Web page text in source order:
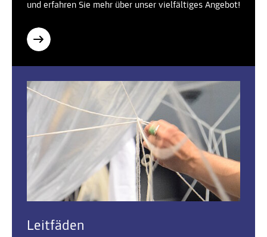
und erfahren Sie mehr über unser vielfältiges Angebot!
Leitfäden